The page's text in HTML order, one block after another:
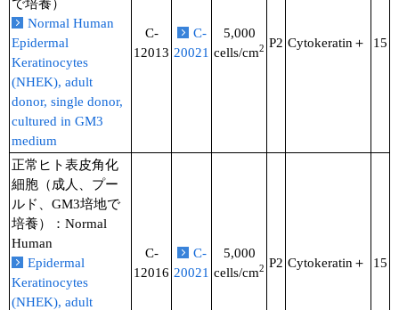
で培養）
Normal Human
Epidermal
Keratinocytes
(NHEK), adult
donor, single donor,
cultured in GM3
medium
C-
12013
C-
20021
5,000
cells/cm2 P2 Cytokeratin＋ 15
正常ヒト表皮角化
細胞（成人、プー
ルド、GM3培地で
培養）：Normal
Human
Epidermal
Keratinocytes
(NHEK), adult
C-
12016
C-
20021
5,000
cells/cm2 P2 Cytokeratin＋ 15